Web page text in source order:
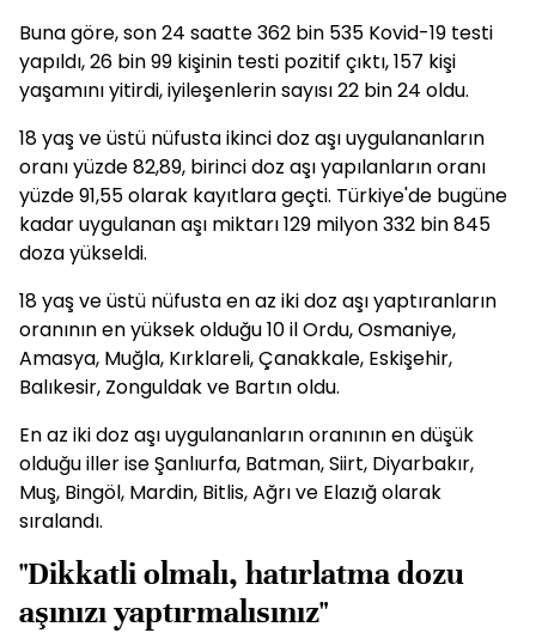
Buna göre, son 24 saatte 362 bin 535 Kovid-19 testi
yapıldı, 26 bin 99 kişinin testi pozitif çıktı, 157 kişi
yaşamını yitirdi, iyileşenlerin sayısı 22 bin 24 oldu.
18 yaş ve üstü nüfusta ikinci doz aşı uygulananların
oranı yüzde 82,89, birinci doz aşı yapılanların oranı
yüzde 91,55 olarak kayıtlara geçti. Türkiye'de bugüne
kadar uygulanan aşı miktarı 129 milyon 332 bin 845
doza yükseldi.
18 yaş ve üstü nüfusta en az iki doz aşı yaptıranların
oranının en yüksek olduğu 10 il Ordu, Osmaniye,
Amasya, Muğla, Kırklareli, Çanakkale, Eskişehir,
Balıkesir, Zonguldak ve Bartın oldu.
En az iki doz aşı uygulananların oranının en düşük
olduğu iller ise Şanlıurfa, Batman, Siirt, Diyarbakır,
Muş, Bingöl, Mardin, Bitlis, Ağrı ve Elazığ olarak
sıralandı.
"Dikkatli olmalı, hatırlatma dozu
aşınızı yaptırmalısınız"